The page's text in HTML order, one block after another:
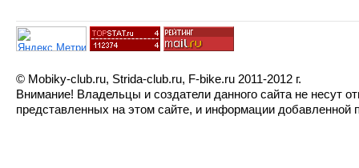
© Mobiky-club.ru, Strida-club.ru, F-bike.ru 2011-2012 г.
Внимание! Владельцы и создатели данного сайта не несут
представленных на этом сайте, и информации добавленной